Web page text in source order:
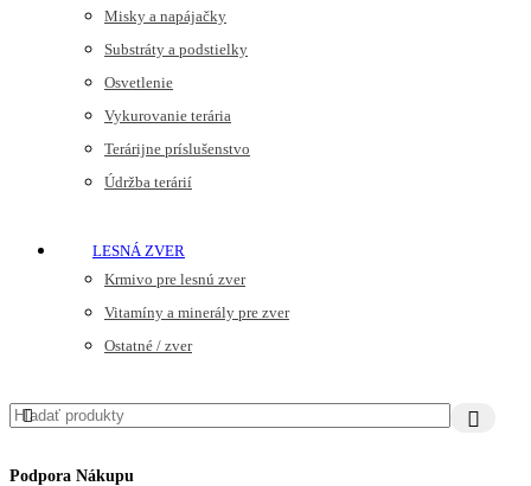
Misky a napájačky
Substráty a podstielky
Osvetlenie
Vykurovanie terária
Terárijne príslušenstvo
Údržba terárií
LESNÁ ZVER
Krmivo pre lesnú zver
Vitamíny a minerály pre zver
Ostatné / zver
Podpora Nákupu